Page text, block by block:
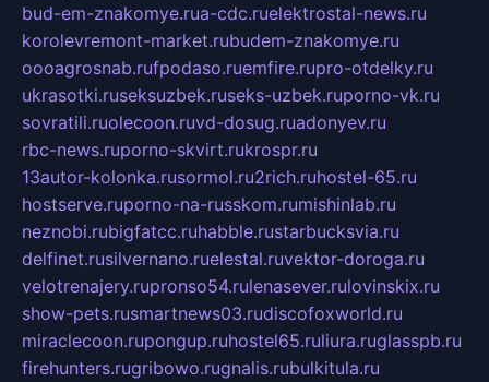
bud-em-znakomye.rua-cdc.ruelektrostal-news.ru
korolevremont-market.rubudem-znakomye.ru
oooagrosnab.rufpodaso.ruemfire.rupro-otdelky.ru
ukrasotki.ruseksuzbek.ruseks-uzbek.ruporno-vk.ru
sovratili.ruolecoon.ruvd-dosug.ruadonyev.ru
rbc-news.ruporno-skvirt.rukrospr.ru
13autor-kolonka.rusormol.ru2rich.ruhostel-65.ru
hostserve.ruporno-na-russkom.rumishinlab.ru
neznobi.rubigfatcc.ruhabble.rustarbucksvia.ru
delfinet.rusilvernano.ruelestal.ruvektor-doroga.ru
velotrenajery.rupronso54.rulenasever.rulovinskix.ru
show-pets.rusmartnews03.rudiscofoxworld.ru
miraclecoon.rupongup.ruhostel65.ruliura.ruglasspb.ru
firehunters.rugribowo.rugnalis.rubulkitula.ru